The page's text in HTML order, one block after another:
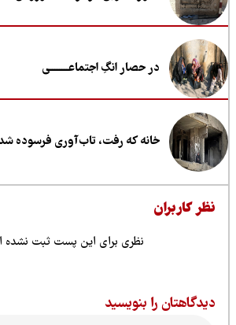
در حصار انگِ اجتماعــــــــی
خانه که رفت، تاب‌آوری فرسوده شد
کاربران
نظری برای این پست ثبت نشده است.
را بنویسید